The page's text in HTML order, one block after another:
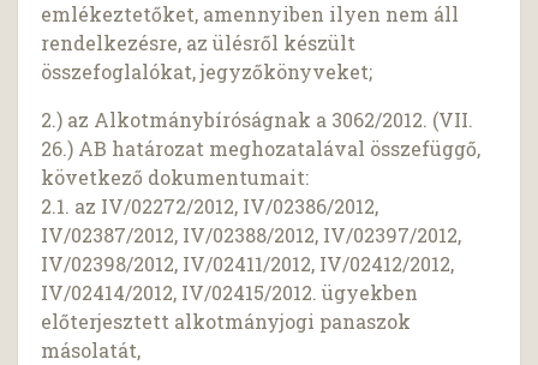
emlékeztetőket, amennyiben ilyen nem áll
rendelkezésre, az ülésről készült
összefoglalókat, jegyzőkönyveket;
2.) az Alkotmánybíróságnak a 3062/2012. (VII.
26.) AB határozat meghozatalával összefüggő,
következő dokumentumait:
2.1. az IV/02272/2012, IV/02386/2012,
IV/02387/2012, IV/02388/2012, IV/02397/2012,
IV/02398/2012, IV/02411/2012, IV/02412/2012,
IV/02414/2012, IV/02415/2012. ügyekben
előterjesztett alkotmányjogi panaszok
másolatát,